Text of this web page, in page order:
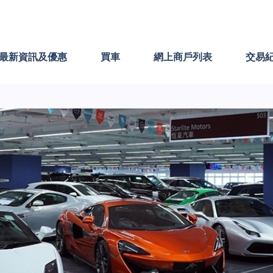
新資訊及優惠 買車 網上商戶列表 交易